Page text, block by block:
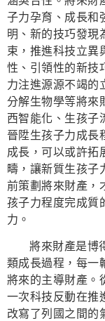
子力孕育、成長和
明、新的技巧發現
束，推進科技立異
性、引領性的新技
力注進源源不竭的
分解生物學等將來
西智能化、生孩子
晉陞生孩子力成長
成長，可以或許拓
疇，讓新質生孩子
前策劃將來財產，
孩子力程度完成質
力。
將來財產是博
類成長過程，每一
將來的主導財產。
一次科技反動在推
改寫了列國之間的